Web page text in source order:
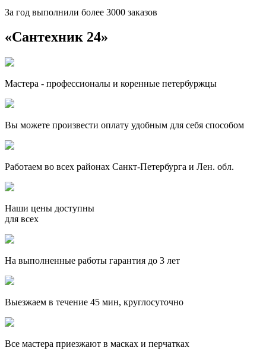
За год выполнили более 3000 заказов
«Сантехник 24»
Мастера - профессионалы и коренные петербуржцы
Вы можете произвести оплату удобным для себя способом
Работаем во всех районах Санкт-Петербурга и Лен. обл.
Наши цены доступны
для всех
На выполненные работы гарантия до 3 лет
Выезжаем в течение 45 мин, круглосуточно
Все мастера приезжают в масках и перчатках